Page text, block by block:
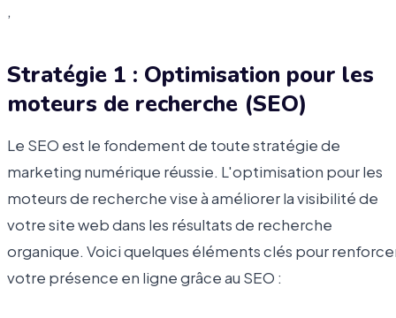
,
Stratégie 1 : Optimisation pour les
moteurs de recherche (SEO)
Le SEO est le fondement de toute stratégie de
marketing numérique réussie. L'optimisation pour les
moteurs de recherche vise à améliorer la visibilité de
votre site web dans les résultats de recherche
organique. Voici quelques éléments clés pour
votre présence en ligne grâce au SEO :